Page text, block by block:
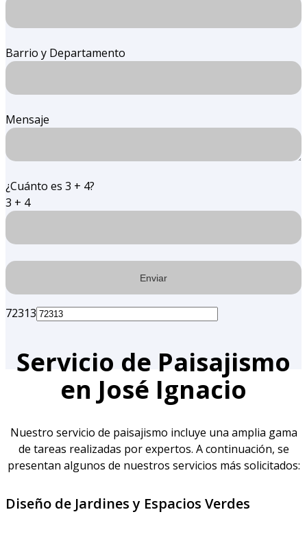
Barrio y Departamento
Mensaje
¿Cuánto es 3 + 4?
3 + 4
72313
Servicio de Paisajismo
en José Ignacio
Nuestro servicio de paisajismo incluye una amplia gama
de tareas realizadas por expertos. A continuación, se
presentan algunos de nuestros servicios más solicitados:
Diseño de Jardines y Espacios Verdes